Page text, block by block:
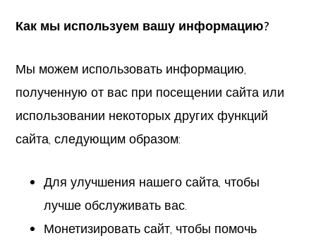
Как мы используем вашу информацию?
Мы можем использовать информацию,
полученную от вас при посещении сайта или
использовании некоторых других функций
сайта, следующим образом:
Для улучшения нашего сайта, чтобы
лучше обслуживать вас.
Монетизировать сайт, чтобы помочь